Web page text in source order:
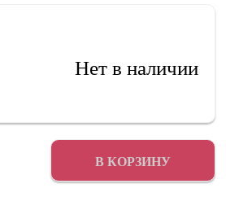
Нет в наличии
В КОРЗИНУ